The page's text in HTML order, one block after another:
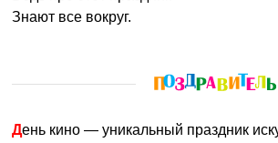
Знают все вокруг.
День кино — уникальный праздник